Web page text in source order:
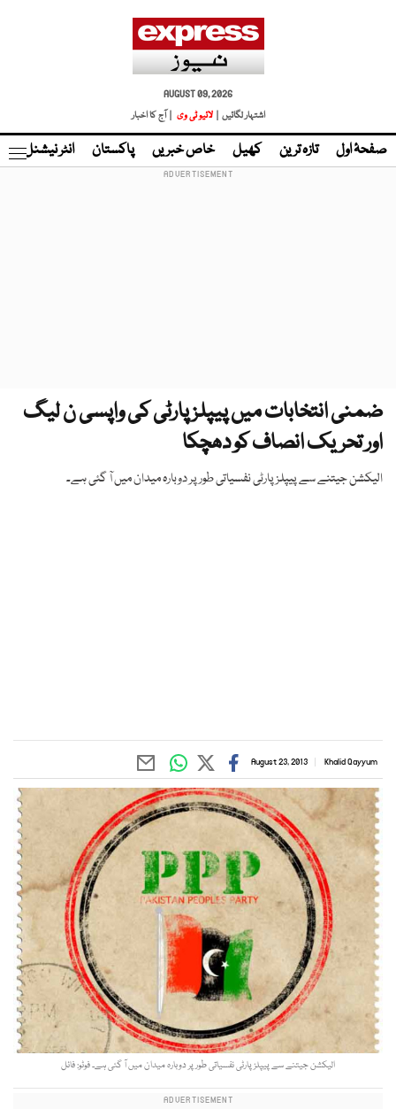
AUGUST 09, 2026
اشتہار لگائیں |
لائیو ٹی وی | آج کا اخبار
صفحۂ اول تازہ ترین کھیل خاص خبریں پاکستان انٹر نیشنل
ضمنی انتخابات میں پیپلز پارٹی کی واپسی ن لیگ
اور تحریک انصاف کو دھچکا
الیکشن جیتنے سے پیپلز پارٹی نفسیاتی طور پر دوبارہ میدان میں آ گئی ہے۔
Khalid Qayyum
August 23, 2013
الیکشن جیتنے سے پیپلز پارٹی نفسیاتی طور پر دوبارہ میدان میں آ گئی ہے۔ فوٹو: فائل